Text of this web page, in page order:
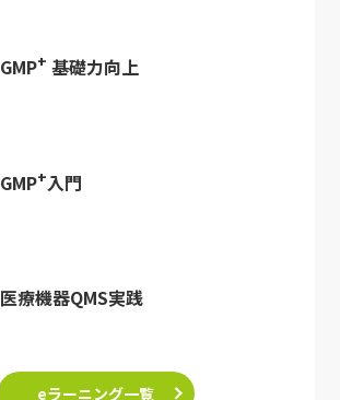
GMP+ 基礎力向上
GMP+入門
医療機器QMS実践
eラーニング一覧